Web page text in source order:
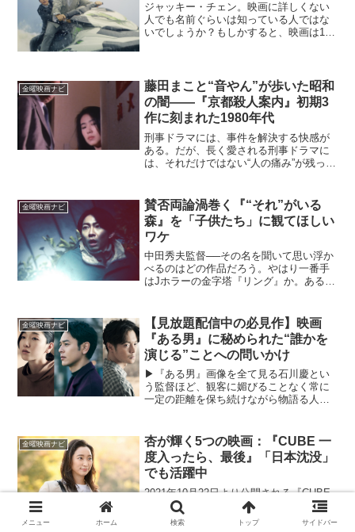
ジャッキー・チェン。映画に詳しくない
人でも名前ぐらいは知っている人ではな
いでしょうか？もしかすると、映画は1本
数）無茶なアクションと...
金曜映画ナビ
藤田まこと“音やん”が歩いた昭和
の闇――『京都殺人案内』初期3
作に刻まれた1980年代
刑事ドラマには、事件を解決する快感が
ある。だが、長く愛される刑事ドラマに
は、それだけではない“人の痛み”が残って
だ。京都府警の人情派刑事・音川音次
郎、通称“音やん”が、京...
金曜映画ナビ
賛否両論渦巻く『“それ”がいる
森』を「子供たち」に観てほしい
ワケ
中田秀夫監督──その名を聞いて思い浮か
べるのはどの作品だろう。やはり一番手
はJホラーの金字塔『リング』か。あるい
映画を挙げる人も多いかもしれない。ま
た中田監督はホラーに...
金曜映画ナビ
【見放題配信中の必見作】映画
『ある男』に秘められた“誰かを
演じる”ことへの問いかけ
▶︎『ある男』画像を全て見る石川慶とい
う監督ほど、観客に媚びることなく常に
一定の距離を保ち続けながら物語る人物
ようなエモーショナルなシーンも差し込
まず、ある意味「淡々」...
金曜映画ナビ
杏が輝く5つの映画：『CUBE 一
度入ったら、最後』「日本沈没」
でも活躍中
2021年10月22日より公開される『CUBE
一度入ったら、最後』は、アメリカ映画
『CUBE』の日本版リメイク作品。謎の
メニュー ホーム 検索 トップ サイドバー